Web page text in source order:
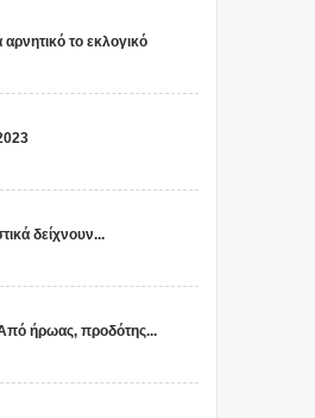
αρνητικό το εκλογικό
δείχνουν...
ήρωας, προδότης...